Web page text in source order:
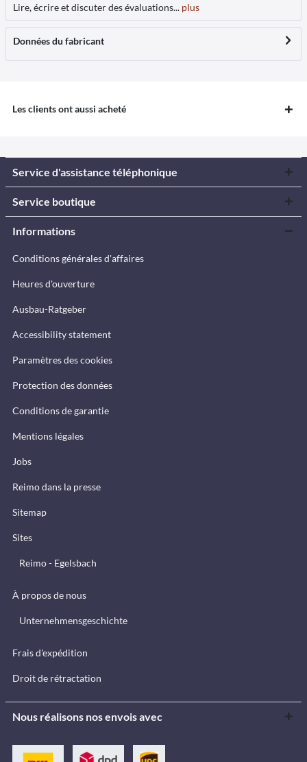
Lire, écrire et discuter des évaluations... plus
Données du fabricant
Les clients ont aussi acheté
Service d'assistance téléphonique
Service boutique
Informations
Conditions générales d'affaires
Heures d'ouverture
Ausbau-Ratgeber
Accessibility statement
Paramètres des cookies
Protection des données
Conditions de garantie
Mentions légales
Jobs
Reimo dans la presse
Sitemap
Sites
Reimo - Egelsbach
À propos de nous
Unternehmensgeschichte
Frais d'expédition
Droit de rétractation
Nous réalisons nos envois avec